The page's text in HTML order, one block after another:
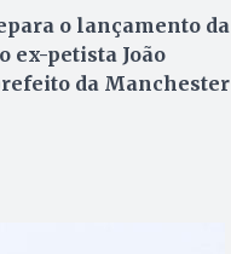
o lançamento da
ex-petista João
da Manchester